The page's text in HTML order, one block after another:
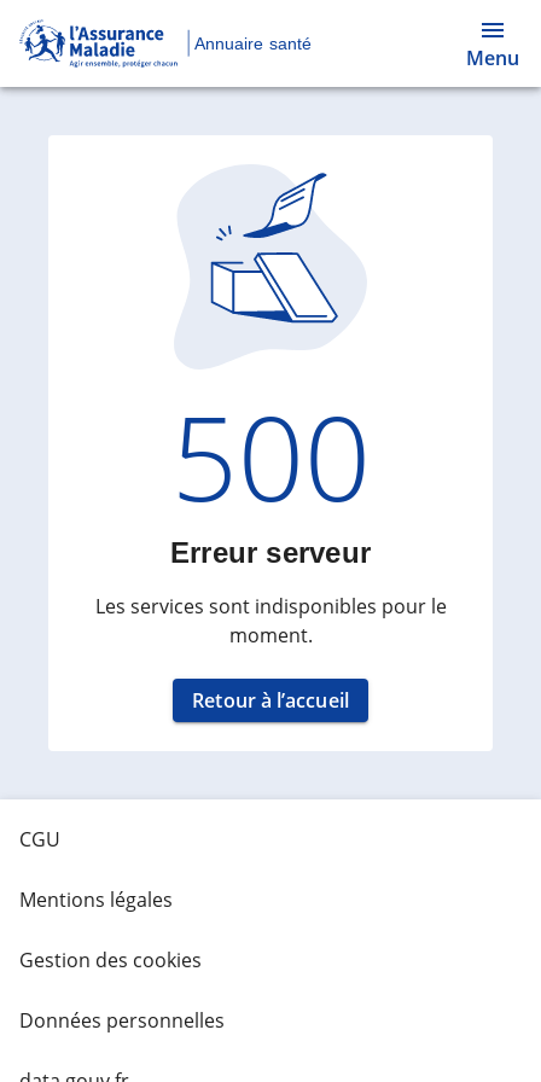
Annuaire santé
Menu
Code
500
Erreur serveur
Les services sont indisponibles pour le
moment.
Retour à l’accueil
CGU
Mentions légales
Gestion des cookies
Données personnelles